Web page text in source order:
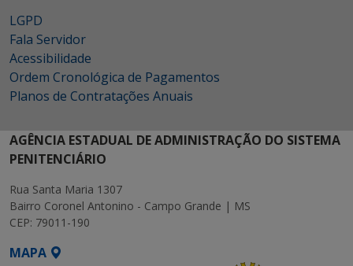
LGPD
Fala Servidor
Acessibilidade
Ordem Cronológica de Pagamentos
Planos de Contratações Anuais
AGÊNCIA ESTADUAL DE ADMINISTRAÇÃO DO SISTEMA
PENITENCIÁRIO
Rua Santa Maria 1307
Bairro Coronel Antonino - Campo Grande | MS
CEP: 79011-190
MAPA